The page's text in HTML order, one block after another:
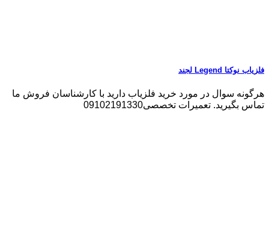
فلزیاب نوکتا Legend لجند
هرگونه سوال در مورد خرید فلزیاب دارید با کارشناسان فروش ما
تماس بگیرید. تعمیرات تخصصی09102191330